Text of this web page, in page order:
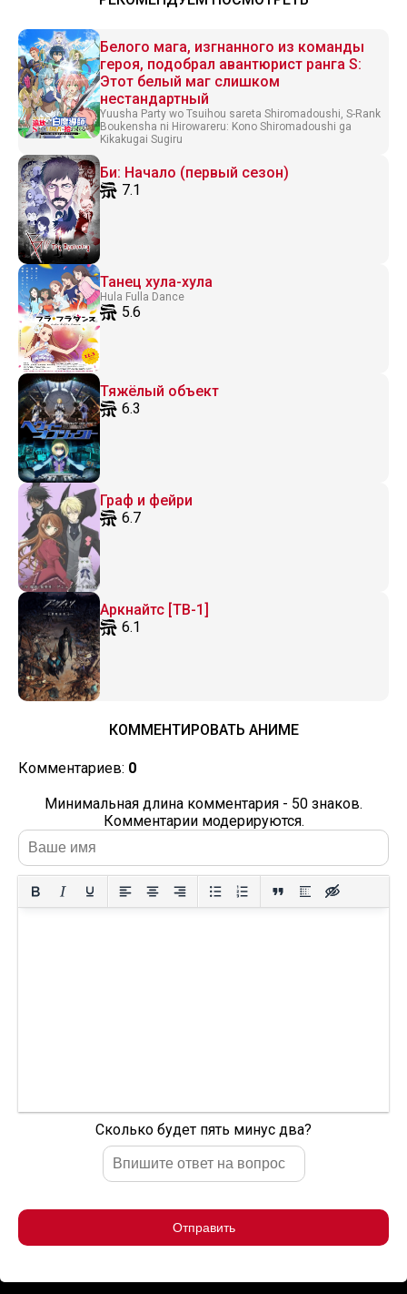
Белого мага, изгнанного из команды
героя, подобрал авантюрист ранга S:
Этот белый маг слишком
нестандартный
Yuusha Party wo Tsuihou sareta Shiromadoushi, S-Rank
Boukensha ni Hirowareru: Kono Shiromadoushi ga
Kikakugai Sugiru
Би: Начало (первый сезон)
7.1
Танец хула-хула
Hula Fulla Dance
5.6
Тяжёлый объект
6.3
Граф и фейри
6.7
Аркнайтс [ТВ-1]
6.1
КОММЕНТИРОВАТЬ АНИМЕ
Комментариев: 0
Минимальная длина комментария - 50 знаков.
Комментарии модерируются.
Сколько будет пять минус два?
Отправить